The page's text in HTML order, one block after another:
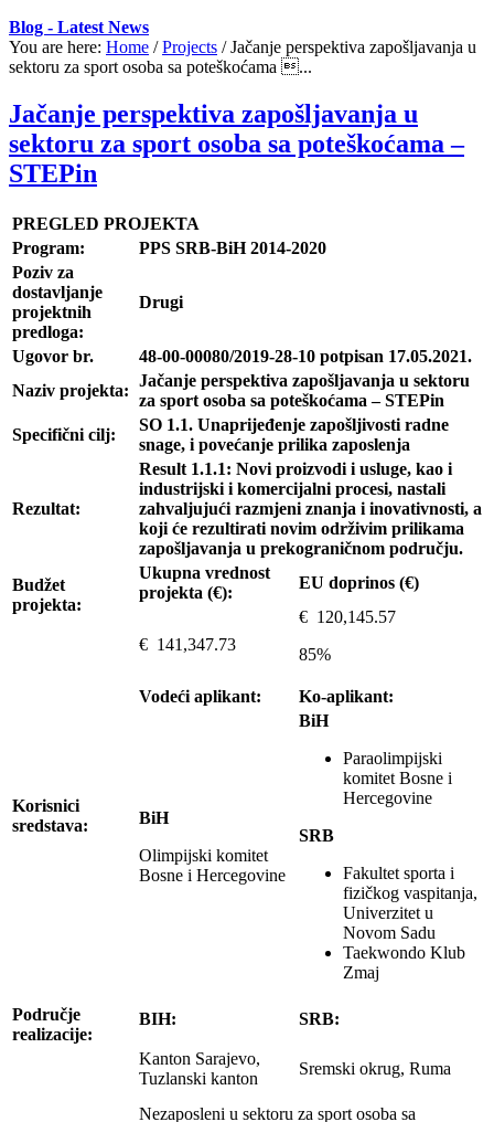
Blog - Latest News
You are here: Home / Projects / Jačanje perspektiva zapošljavanja u
sektoru za sport osoba sa poteškoćama ...
Jačanje perspektiva zapošljavanja u
sektoru za sport osoba sa poteškoćama –
STEPin
PREGLED PROJEKTA
Program:
PPS SRB-BiH 2014-2020
Poziv za
dostavljanje
projektnih
predloga:
Drugi
Ugovor br.
48-00-00080/2019-28-10 potpisan 17.05.2021.
Naziv projekta:
Jačanje perspektiva zapošljavanja u sektoru
za sport osoba sa poteškoćama – STEPin
Specifični cilj:
SO 1.1. Unaprijeđenje zapošljivosti radne
snage, i povećanje prilika zaposlenja
Rezultat:
Result 1.1.1: Novi proizvodi i usluge, kao i
industrijski i komercijalni procesi, nastali
zahvaljujući razmjeni znanja i inovativnosti, a
koji će rezultirati novim održivim prilikama
zapošljavanja u prekograničnom području.
Budžet
projekta:
Ukupna vrednost
projekta (€):
EU doprinos (€)
€ 141,347.73
€ 120,145.57
85%
Korisnici
sredstava:
Vodeći aplikant: Ko-aplikant:
BiH
Olimpijski komitet
Bosne i Hercegovine
BiH
Paraolimpijski
komitet Bosne i
Hercegovine
SRB
Fakultet sporta i
fizičkog vaspitanja,
Univerzitet u
Novom Sadu
Taekwondo Klub
Zmaj
Područje
realizacije:
BIH: SRB:
Kanton Sarajevo,
Tuzlanski kanton
Sremski okrug, Ruma
Nezaposleni u sektoru za sport osoba sa